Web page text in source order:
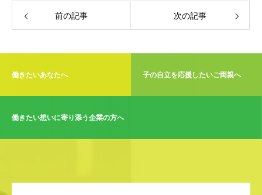
前の記事 次の記事
働きたいあなたへ 子の自立を応援したいご両親へ
働きたい想いに寄り添う企業の方へ